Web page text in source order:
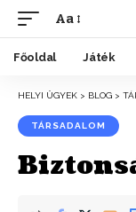
Aa
Főoldal Játék
HELYI ÜGYEK > BLOG >
TÁRSADALOM